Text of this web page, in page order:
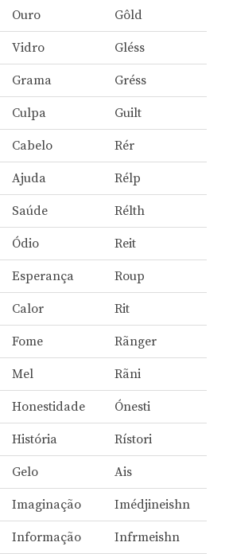
Ouro Gôld
Vidro Gléss
Grama Gréss
Culpa Guilt
Cabelo Rér
Ajuda Rélp
Saúde Rélth
Ódio Reit
Esperança Roup
Calor Rit
Fome Rãnger
Mel Rãni
Honestidade Ónesti
História Rístori
Gelo Ais
Imaginação Imédjineishn
Informação Infrmeishn